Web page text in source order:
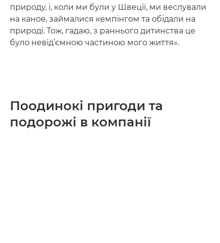
природу, і, коли ми були у Швеції, ми веслували
на каное, займалися кемпінгом та обідали на
природі. Тож, гадаю, з раннього дитинства це
було невід’ємною частиною мого життя».
Поодинокі пригоди та
подорожі в компанії